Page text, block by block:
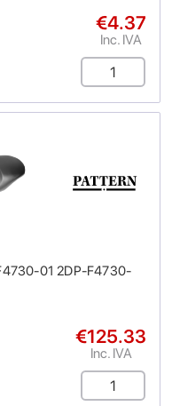
€4.37
Inc. IVA
01 2DP-F4730-
€125.33
Inc. IVA